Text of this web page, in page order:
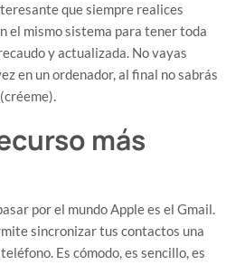
que siempre realices
el mismo sistema para tener toda
y actualizada. No vayas
en un ordenador, al final no sabrás
más
por el mundo Apple es el Gmail.
sincronizar tus contactos una
Es cómodo, es sencillo, es